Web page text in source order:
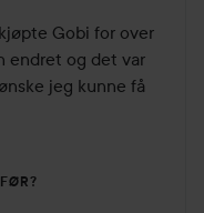
Gobi for over
endret og det var
jeg kunne få